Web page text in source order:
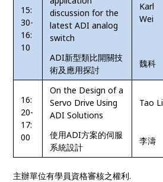
15:
30-
16:
10
discussion for the
latest ADI analog
switch
Karl
Wei
ADI新型類比開關技
術及應用探討
魏科
16:
20-
17:
00
On the Design of a
Servo Drive Using
ADI Solutions
Tao Li
使用ADI方案的伺服
系統設計
李濤
主辦單位有學員資格審核之權利.